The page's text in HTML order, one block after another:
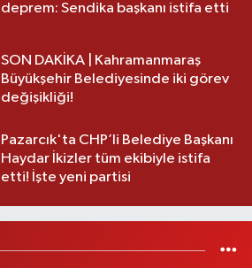
deprem: Sendika başkanı istifa etti
SON DAKİKA | Kahramanmaraş
Büyükşehir Belediyesinde iki görev
değişikliği!
Pazarcık'ta CHP’li Belediye Başkanı
Haydar İkizler tüm ekibiyle istifa
etti! İşte yeni partisi